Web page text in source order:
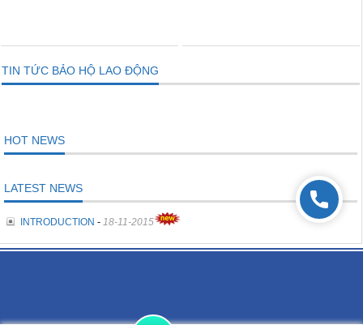
TIN TỨC BẢO HỘ LAO ĐỘNG
HOT NEWS
LATEST NEWS
INTRODUCTION - 18-11-2015